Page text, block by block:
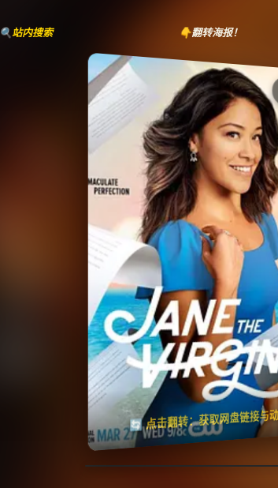
🔍站内搜索 👇翻转海报！
🔄 点击翻转：获取网盘链接与
《处女情缘》
⭐
⭐️ 评分：7.9 | 🎬 2014
✅ 已完结
夸克网盘
失效请反馈
🧧️
天天领红包